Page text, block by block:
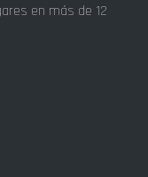
en más de 12